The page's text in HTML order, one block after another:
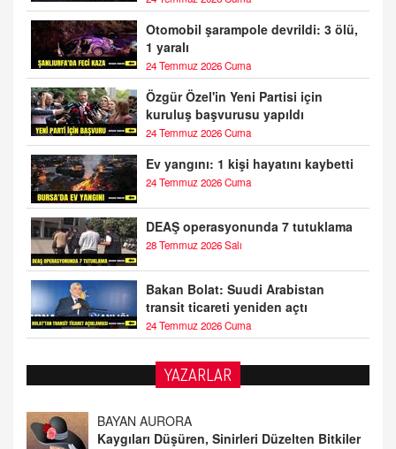
Otomobil şarampole devrildi: 3 ölü,
1 yaralı
24 Temmuz 2026 Cuma
Özgür Özel'in Yeni Partisi için
kuruluş başvurusu yapıldı
24 Temmuz 2026 Cuma
Ev yangını: 1 kişi hayatını kaybetti
24 Temmuz 2026 Cuma
DEAŞ operasyonunda 7 tutuklama
28 Temmuz 2026 Salı
Bakan Bolat: Suudi Arabistan
transit ticareti yeniden açtı
24 Temmuz 2026 Cuma
YAZARLAR
BAYAN AURORA
Kaygıları Düşüren, Sinirleri Düzelten Bitkiler